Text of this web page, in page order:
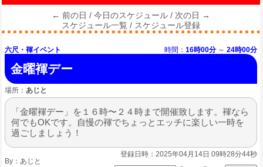
← 前の日 / 今日のスケジュール / 次の日 →
スケジュール一覧 / スケジュール登録
六尺・褌イベント 時間： 16時00分 ～ 24時00分
金曜褌デー
場所： あじと
「金曜褌デー」を１６時〜２４時まで開催致します。褌なら
何でもOKです。自慢の褌でちょっとエッチに楽しい一時を
過ごしましょう！
登録日時：2025年04月14日 09時28分44秒
By： あじと